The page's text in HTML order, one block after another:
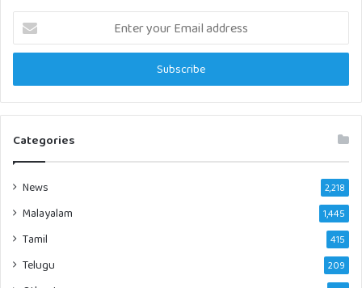
Enter
your
Email
Categories
News 2,218
Malayalam 1,445
Tamil 415
Telugu 209